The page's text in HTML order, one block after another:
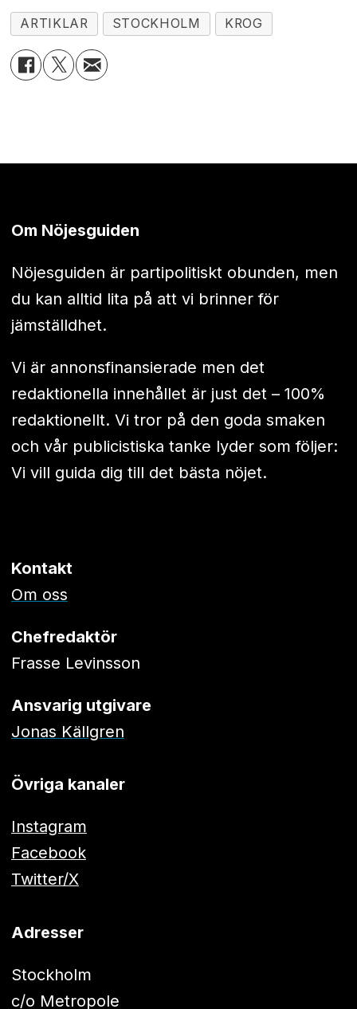
ARTIKLAR STOCKHOLM KROG
Om Nöjesguiden
Nöjesguiden är partipolitiskt obunden, men
du kan alltid lita på att vi brinner för
jämställdhet.
Vi är annonsfinansierade men det
redaktionella innehållet är just det – 100%
redaktionellt. Vi tror på den goda smaken
och vår publicistiska tanke lyder som följer:
Vi vill guida dig till det bästa nöjet.
Kontakt
Om oss
Chefredaktör
Frasse Levinsson
Ansvarig utgivare
Jonas Källgren
Övriga kanaler
Instagram
Facebook
Twitter/X
Adresser
Stockholm
c/o Metropole